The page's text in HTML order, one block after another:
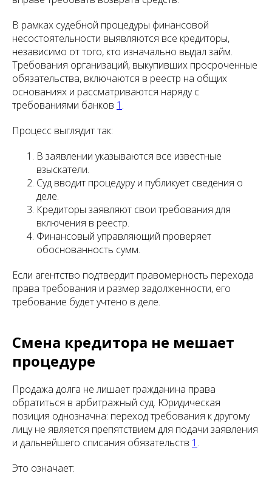
В рамках судебной процедуры финансовой
несостоятельности выявляются все кредиторы,
независимо от того, кто изначально выдал займ.
Требования организаций, выкупивших просроченные
обязательства, включаются в реестр на общих
основаниях и рассматриваются наряду с
требованиями банков 1 .
Процесс выглядит так:
В заявлении указываются все известные
взыскатели.
Суд вводит процедуру и публикует сведения о
деле.
Кредиторы заявляют свои требования для
включения в реестр.
Финансовый управляющий проверяет
обоснованность сумм.
Если агентство подтвердит правомерность перехода
права требования и размер задолженности, его
требование будет учтено в деле.
Смена кредитора не мешает
процедуре
Продажа долга не лишает гражданина права
обратиться в арбитражный суд. Юридическая
позиция однозначна: переход требования к другому
лицу не является препятствием для подачи заявления
и дальнейшего списания обязательств 1 .
Это означает: